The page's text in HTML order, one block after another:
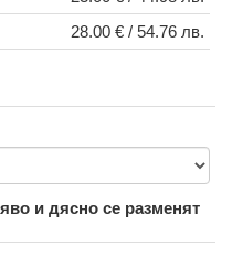
28.00 € / 54.76 лв.
и дясно се разменят